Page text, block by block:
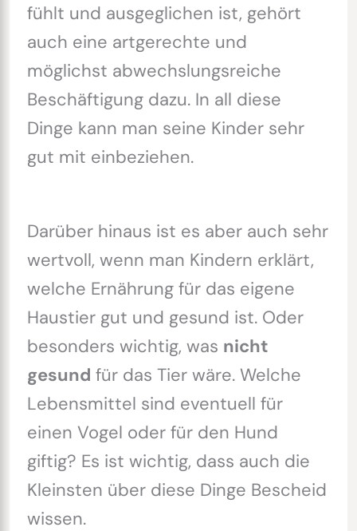
fühlt und ausgeglichen ist, gehört
auch eine artgerechte und
möglichst abwechslungsreiche
Beschäftigung dazu. In all diese
Dinge kann man seine Kinder sehr
gut mit einbeziehen.
Darüber hinaus ist es aber auch sehr
wertvoll, wenn man Kindern erklärt,
welche Ernährung für das eigene
Haustier gut und gesund ist. Oder
besonders wichtig, was nicht
gesund für das Tier wäre. Welche
Lebensmittel sind eventuell für
einen Vogel oder für den Hund
giftig? Es ist wichtig, dass auch die
Kleinsten über diese Dinge Bescheid
wissen.